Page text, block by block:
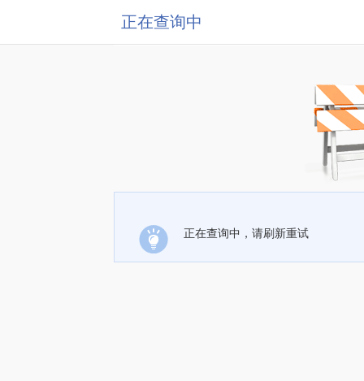
正在查询中
正在查询中，请刷新重试